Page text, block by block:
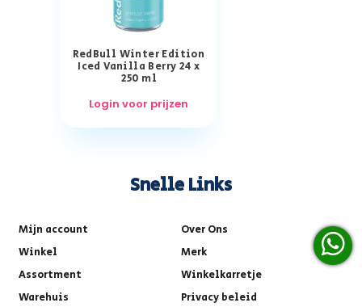
RedBull Winter Edition
Iced Vanilla Berry 24 x
250 ml
Login voor prijzen
Snelle Links
Mijn account
Over Ons
Winkel
Merk
Assortment
Winkelkarretje
Warehuis
Privacy beleid